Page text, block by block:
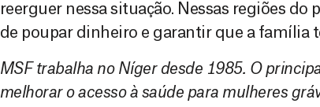
reerguer nessa situação. Nessas regiões do
de poupar dinheiro e garantir que a família
MSF trabalha no Níger desde 1985. O
melhorar o acesso à saúde para mulheres